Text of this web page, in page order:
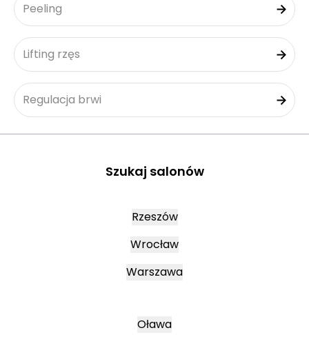
Peeling
Lifting rzęs
Regulacja brwi
Szukaj salonów
Rzeszów
Wrocław
Warszawa
Oława